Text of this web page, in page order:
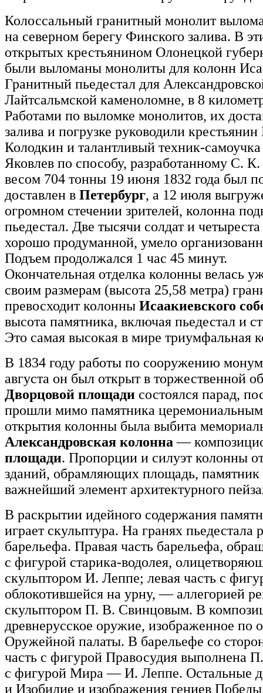
Колоссальный гранитный монолит
на северном берегу Финского залива. В
открытых крестьянином Олонецкой
были выломаны монолиты для колонн
Гранитный пьедестал для
Лайтсальмской каменоломне, в 8
Работами по выломке монолитов, их
залива и погрузке руководили
Колодкин и талантливый техник-
Яковлев по способу, разработанному С.
весом 704 тонны 19 июня 1832 года был
доставлен в Петербург, а 12 июля
огромном стечении зрителей, колонна
пьедестал. Две тысячи солдат и
хорошо продуманной, умело
Подъем продолжался 1 час 45 минут.
Окончательная отделка колонны велась
своим размерам (высота 25,58 метра)
превосходит колонны Исаакиевского
высота памятника, включая пьедестал и
Это самая высокая в мире триумфальная
В 1834 году работы по сооружению
августа он был открыт в торжественной
Дворцовой площади состоялся парад,
прошли мимо памятника
открытия колонны была выбита
Александровская колонна —
площади. Пропорции и силуэт колонны
зданий, обрамляющих площадь, памятник
важнейший элемент архитектурного
В раскрытии идейного содержания
играет скульптура. На гранях
барельефа. Правая часть барельефа,
с фигурой старика-водолея,
скульптором И. Леппе; левая часть с
облокотившейся на урну, — аллегорией
скульптором П. В. Свинцовым. В
древнерусское оружие, изображенное по
Оружейной палаты. В барельефе со
часть с фигурой Правосудия выполнена
с фигурой Мира — И. Леппе. Остальные
и Изобилие и изображения гениев